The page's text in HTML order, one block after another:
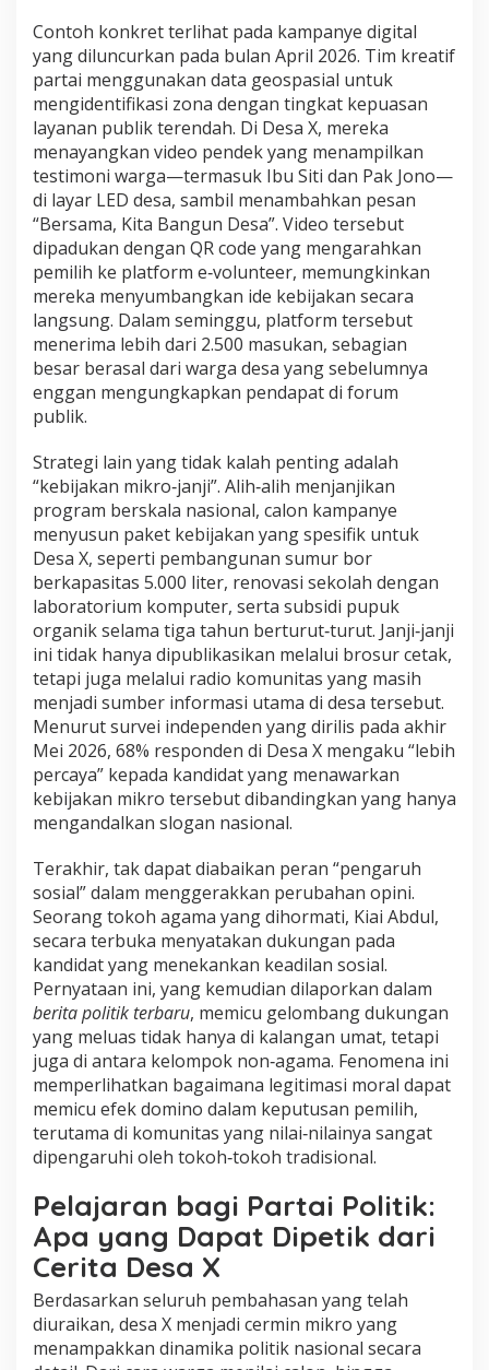
Contoh konkret terlihat pada kampanye digital
yang diluncurkan pada bulan April 2026. Tim kreatif
partai menggunakan data geospasial untuk
mengidentifikasi zona dengan tingkat kepuasan
layanan publik terendah. Di Desa X, mereka
menayangkan video pendek yang menampilkan
testimoni warga—termasuk Ibu Siti dan Pak Jono—
di layar LED desa, sambil menambahkan pesan
“Bersama, Kita Bangun Desa”. Video tersebut
dipadukan dengan QR code yang mengarahkan
pemilih ke platform e‑volunteer, memungkinkan
mereka menyumbangkan ide kebijakan secara
langsung. Dalam seminggu, platform tersebut
menerima lebih dari 2.500 masukan, sebagian
besar berasal dari warga desa yang sebelumnya
enggan mengungkapkan pendapat di forum
publik.
Strategi lain yang tidak kalah penting adalah
“kebijakan mikro‑janji”. Alih‑alih menjanjikan
program berskala nasional, calon kampanye
menyusun paket kebijakan yang spesifik untuk
Desa X, seperti pembangunan sumur bor
berkapasitas 5.000 liter, renovasi sekolah dengan
laboratorium komputer, serta subsidi pupuk
organik selama tiga tahun berturut‑turut. Janji‑janji
ini tidak hanya dipublikasikan melalui brosur cetak,
tetapi juga melalui radio komunitas yang masih
menjadi sumber informasi utama di desa tersebut.
Menurut survei independen yang dirilis pada akhir
Mei 2026, 68% responden di Desa X mengaku “lebih
percaya” kepada kandidat yang menawarkan
kebijakan mikro tersebut dibandingkan yang hanya
mengandalkan slogan nasional.
Terakhir, tak dapat diabaikan peran “pengaruh
sosial” dalam menggerakkan perubahan opini.
Seorang tokoh agama yang dihormati, Kiai Abdul,
secara terbuka menyatakan dukungan pada
kandidat yang menekankan keadilan sosial.
Pernyataan ini, yang kemudian dilaporkan dalam
berita politik terbaru, memicu gelombang dukungan
yang meluas tidak hanya di kalangan umat, tetapi
juga di antara kelompok non‑agama. Fenomena ini
memperlihatkan bagaimana legitimasi moral dapat
memicu efek domino dalam keputusan pemilih,
terutama di komunitas yang nilai‑nilainya sangat
dipengaruhi oleh tokoh‑tokoh tradisional.
Pelajaran bagi Partai Politik:
Apa yang Dapat Dipetik dari
Cerita Desa X
Berdasarkan seluruh pembahasan yang telah
diuraikan, desa X menjadi cermin mikro yang
menampakkan dinamika politik nasional secara